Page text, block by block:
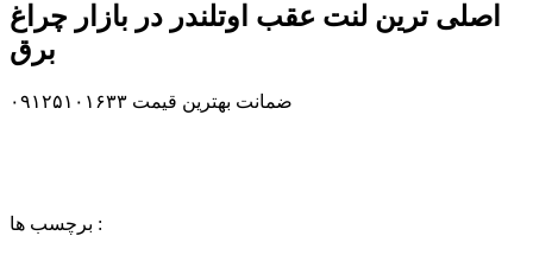
اصلی ترین لنت عقب اوتلندر در بازار چراغ
برق
ضمانت بهترین قیمت ۰۹۱۲۵۱۰۱۶۳۳
برچسب ها :